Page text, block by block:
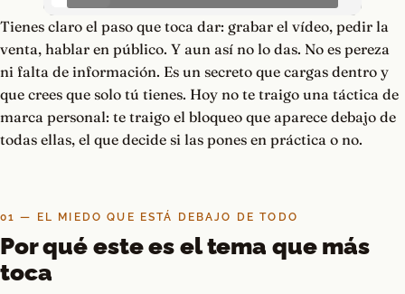
Tienes claro el paso que toca dar: grabar el vídeo, pedir la
venta, hablar en público. Y aun así no lo das. No es pereza
ni falta de información. Es un secreto que cargas dentro y
que crees que solo tú tienes. Hoy no te traigo una táctica de
marca personal: te traigo el bloqueo que aparece debajo de
todas ellas, el que decide si las pones en práctica o no.
01 — EL MIEDO QUE ESTÁ DEBAJO DE TODO
Por qué este es el tema que más
toca